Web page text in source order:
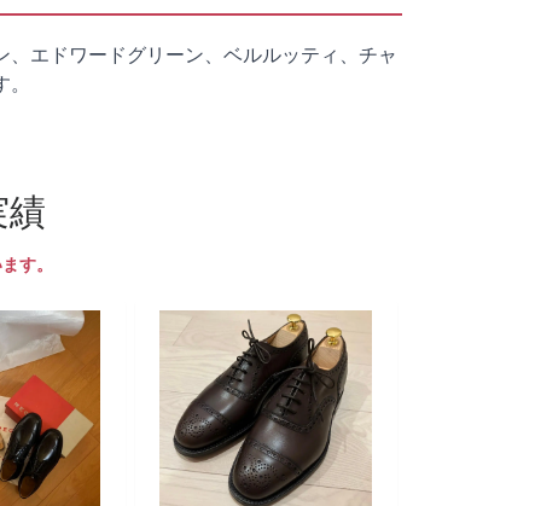
エドワードグリーン、ベルルッティ、チャ
績
す。